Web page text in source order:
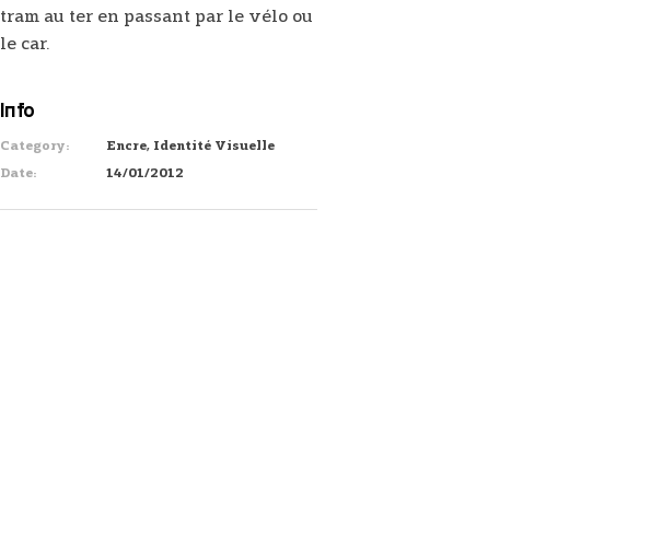
tram au ter en passant par le vélo ou
le car.
Info
Category:
Encre, Identité Visuelle
Date:
14/01/2012